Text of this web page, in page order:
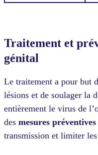
Traitement et
génital
Le traitement a pour but
lésions et de soulager la
entièrement le virus de
des mesures préventives
transmission et limiter